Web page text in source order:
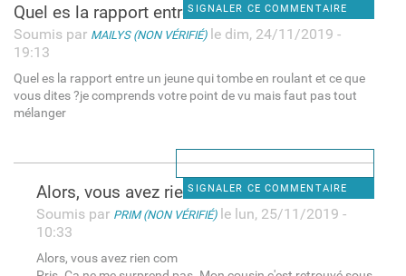
SIGNALER CE COMMENTAIRE
Quel es la rapport entre un
Soumis par MAILYS (NON VÉRIFIÉ)le dim, 24/11/2019 -
19:13
Quel es la rapport entre un jeune qui tombe en roulant et ce que
vous dites ?je comprends votre point de vu mais faut pas tout
mélanger
SIGNALER CE COMMENTAIRE
Alors, vous avez rien com
Soumis par PRIM (NON VÉRIFIÉ)le lun, 25/11/2019 -
10:33
Alors, vous avez rien com